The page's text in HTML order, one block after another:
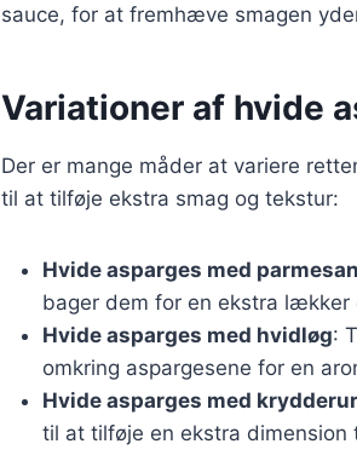
sauce, for at fremhæve smagen
Variationer af hvide
Der er mange måder at variere
til at tilføje ekstra smag og tekstur:
Hvide asparges med parmesan
bager dem for en ekstra lækker
Hvide asparges med hvidløg:
omkring aspargesene for en
Hvide asparges med
til at tilføje en ekstra dimension